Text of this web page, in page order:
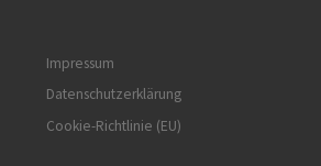
Impressum
Datenschutzerklärung
Cookie-Richtlinie (EU)